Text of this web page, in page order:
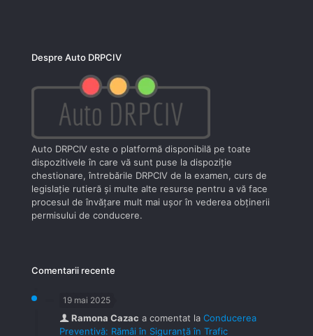
Despre Auto DRPCIV
Auto DRPCIV este o platformă disponibilă pe toate
dispozitivele în care vă sunt puse la dispoziţie
chestionare, întrebările DRPCIV de la examen, curs de
legislaţie rutieră şi multe alte resurse pentru a vă face
procesul de învăţare mult mai uşor în vederea obţinerii
permisului de conducere.
Comentarii recente
19 mai 2025
Ramona Cazac a comentat la Conducerea
Preventivă: Rămâi în Siguranță în Trafic